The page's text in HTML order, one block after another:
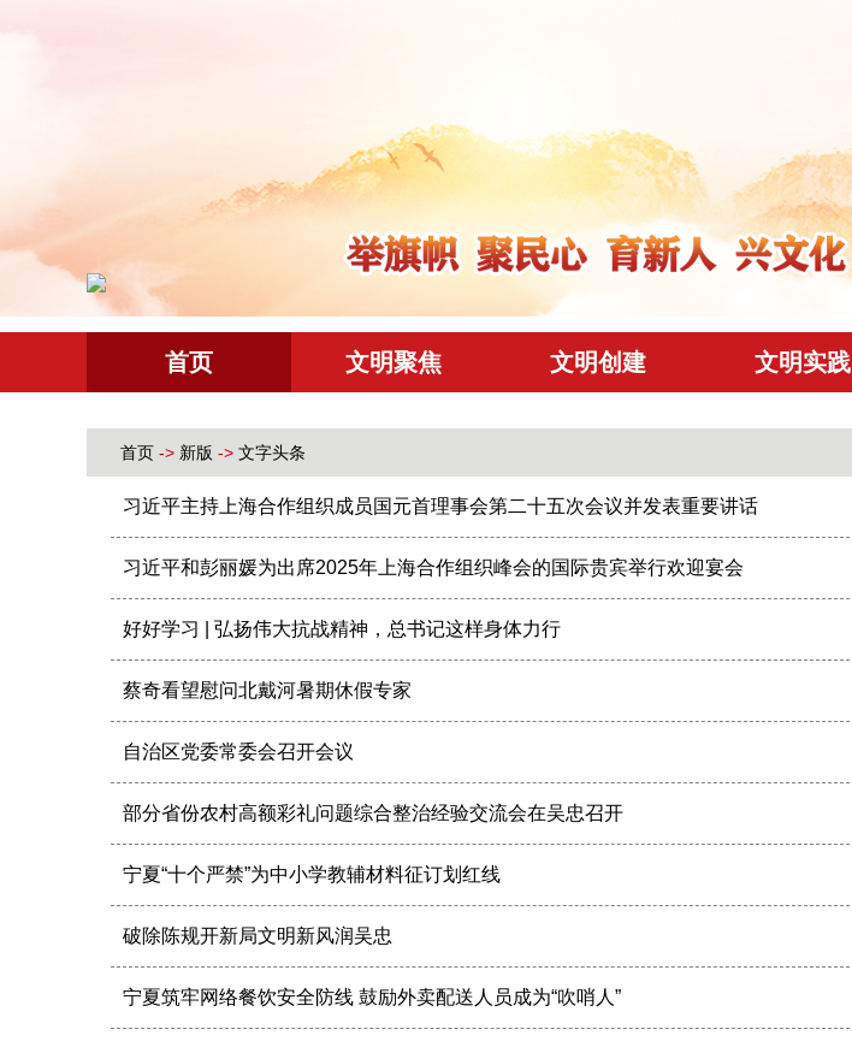
首页 文明聚焦 文明创建 文明实践
首页 -> 新版 -> 文字头条
习近平主持上海合作组织成员国元首理事会第二十五次会议并发表重要讲话
习近平和彭丽媛为出席2025年上海合作组织峰会的国际贵宾举行欢迎宴会
好好学习 | 弘扬伟大抗战精神，总书记这样身体力行
蔡奇看望慰问北戴河暑期休假专家
自治区党委常委会召开会议
部分省份农村高额彩礼问题综合整治经验交流会在吴忠召开
宁夏“十个严禁”为中小学教辅材料征订划红线
破除陈规开新局文明新风润吴忠
宁夏筑牢网络餐饮安全防线 鼓励外卖配送人员成为“吹哨人”